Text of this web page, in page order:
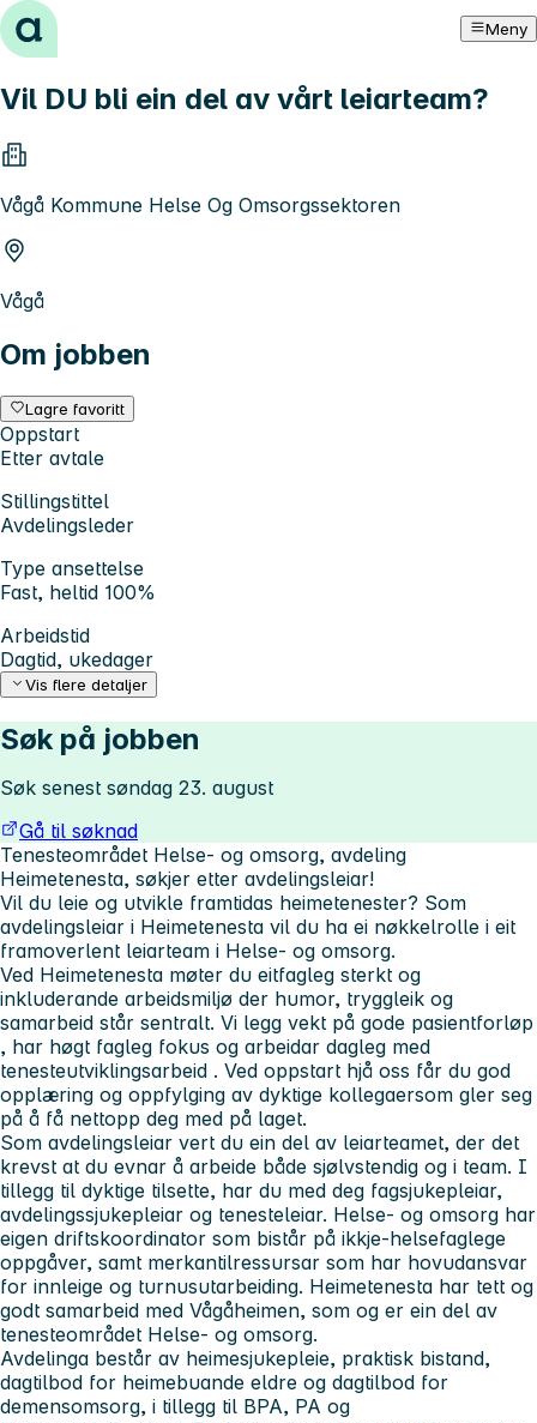
Hopp til innhold Meny
Vil DU bli ein del av vårt leiarteam?
Vågå Kommune Helse Og Omsorgssektoren
Vågå
Om jobben
Lagre favoritt
Oppstart
Etter avtale
Stillingstittel
Avdelingsleder
Type ansettelse
Fast, heltid 100%
Arbeidstid
Dagtid, ukedager
Vis flere detaljer
Søk på jobben
Søk senest søndag 23. august
Gå til søknad
Tenesteområdet Helse- og omsorg, avdeling
Heimetenesta, søkjer etter avdelingsleiar!
Vil du leie og utvikle framtidas heimetenester? Som
avdelingsleiar i Heimetenesta vil du ha ei nøkkelrolle i eit
framoverlent leiarteam i Helse- og omsorg.
Ved Heimetenesta møter du eitfagleg sterkt og
inkluderande arbeidsmiljø der humor, tryggleik og
samarbeid står sentralt. Vi legg vekt på gode pasientforløp
, har høgt fagleg fokus og arbeidar dagleg med
tenesteutviklingsarbeid . Ved oppstart hjå oss får du god
opplæring og oppfylging av dyktige kollegaersom gler seg
på å få nettopp deg med på laget.
Som avdelingsleiar vert du ein del av leiarteamet, der det
krevst at du evnar å arbeide både sjølvstendig og i team. I
tillegg til dyktige tilsette, har du med deg fagsjukepleiar,
avdelingssjukepleiar og tenesteleiar. Helse- og omsorg har
eigen driftskoordinator som bistår på ikkje-helsefaglege
oppgåver, samt merkantilressursar som har hovudansvar
for innleige og turnusutarbeiding. Heimetenesta har tett og
godt samarbeid med Vågåheimen, som og er ein del av
tenesteområdet Helse- og omsorg.
Avdelinga består av heimesjukepleie, praktisk bistand,
dagtilbod for heimebuande eldre og dagtilbod for
demensomsorg, i tillegg til BPA, PA og